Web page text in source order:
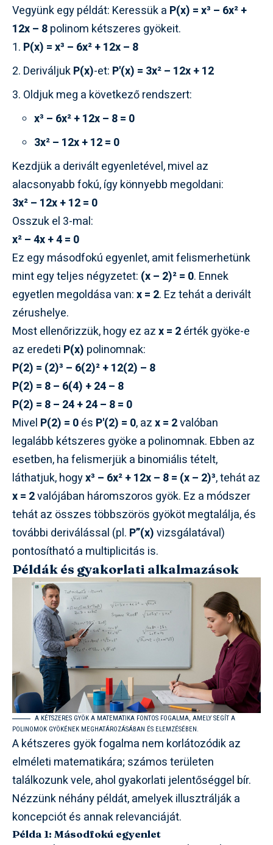
Vegyünk egy példát: Keressük a P(x) = x³ – 6x² +
12x – 8polinom kétszeres gyökeit.
P(x) = x³ – 6x² + 12x – 8
DeriváljukP(x)-et: P'(x) = 3x² – 12x + 12
Oldjuk meg a következő rendszert:
x³ – 6x² + 12x – 8 = 0
3x² – 12x + 12 = 0
Kezdjük a derivált egyenletével, mivel az
alacsonyabb fokú, így könnyebb megoldani:
3x² – 12x + 12 = 0
Osszuk el 3-mal:
x² – 4x + 4 = 0
Ez egy másodfokú egyenlet, amit felismerhetünk
mint egy teljes négyzetet: (x – 2)² = 0. Ennek
egyetlen megoldása van:x = 2. Ez tehát a derivált
zérushelye.
Most ellenőrizzük, hogy ez azx = 2érték gyöke-e
az eredeti P(x) polinomnak:
P(2) = (2)³ – 6(2)² + 12(2) – 8
P(2) = 8 – 6(4) + 24 – 8
P(2) = 8 – 24 + 24 – 8 = 0
Mivel P(2) = 0és P'(2) = 0, azx = 2valóban
legalább kétszeres gyöke a polinomnak. Ebben az
esetben, ha felismerjük a binomiális tételt,
láthatjuk, hogyx³ – 6x² + 12x – 8 = (x – 2)³, tehát az
x = 2valójában háromszoros gyök. Ez a módszer
tehát az összes többszörös gyököt megtalálja, és
további deriválással (pl. P”(x)vizsgálatával)
pontosítható a multiplicitás is.
Példák és gyakorlati alkalmazások
A KÉTSZERES GYÖK A MATEMATIKA FONTOS FOGALMA, AMELY SEGÍT A
POLINOMOK GYÖKÉNEK MEGHATÁROZÁSÁBAN ÉS ELEMZÉSÉBEN.
A kétszeres gyök fogalma nem korlátozódik az
elméleti matematikára; számos területen
találkozunk vele, ahol gyakorlati jelentőséggel bír.
Nézzünk néhány példát, amelyek illusztrálják a
koncepciót és annak relevanciáját.
Példa 1: Másodfokú egyenlet